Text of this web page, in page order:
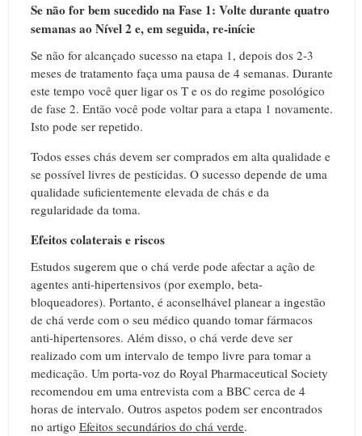
Se não for bem sucedido na Fase 1: Volte durante quatro
semanas ao Nível 2 e, em seguida, re-inície
Se não for alcançado sucesso na etapa 1, depois dos 2-3
meses de tratamento faça uma pausa de 4 semanas. Durante
este tempo você quer ligar os T e os do regime posológico
de fase 2. Então você pode voltar para a etapa 1 novamente.
Isto pode ser repetido.
Todos esses chás devem ser comprados em alta qualidade e
se possível livres de pesticidas. O sucesso depende de uma
qualidade suficientemente elevada de chás e da
regularidade da toma.
Efeitos colaterais e riscos
Estudos sugerem que o chá verde pode afectar a ação de
agentes anti-hipertensivos (por exemplo, beta-
bloqueadores). Portanto, é aconselhável planear a ingestão
de chá verde com o seu médico quando tomar fármacos
anti-hipertensores. Além disso, o chá verde deve ser
realizado com um intervalo de tempo livre para tomar a
medicação. Um porta-voz do Royal Pharmaceutical Society
recomendou em uma entrevista com a BBC cerca de 4
horas de intervalo. Outros aspetos podem ser encontrados
no artigo Efeitos secundários do chá verde.